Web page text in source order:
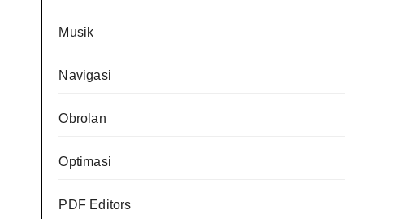
Musik
Navigasi
Obrolan
Optimasi
PDF Editors